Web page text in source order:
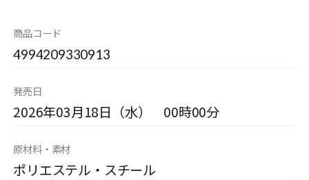
商品コード
4994209330913
発売日
2026年03月18日（水） 00時00分
原材料・素材
ポリエステル・スチール